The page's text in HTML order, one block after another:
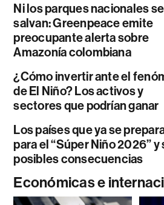
Ni los parques nacionales se
salvan: Greenpeace emite
preocupante alerta sobre
Amazonía colombiana
¿Cómo invertir ante el
de El Niño? Los activos y
sectores que podrían ganar
Los países que ya se
para el “Súper Niño 2026” y
posibles consecuencias
Económicas e